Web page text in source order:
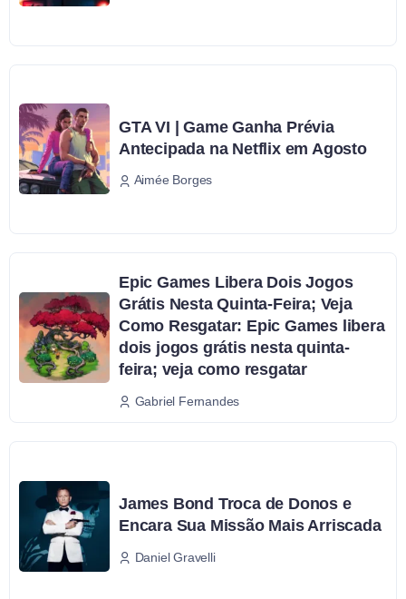
GTA VI | Game Ganha Prévia
Antecipada na Netflix em Agosto
Aimée Borges
Epic Games Libera Dois Jogos
Grátis Nesta Quinta-Feira; Veja
Como Resgatar: Epic Games libera
dois jogos grátis nesta quinta-
feira; veja como resgatar
Gabriel Fernandes
James Bond Troca de Donos e
Encara Sua Missão Mais Arriscada
Daniel Gravelli